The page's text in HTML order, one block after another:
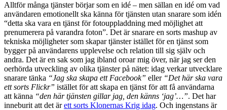
Alltför många tjänster börjar som en idé – men sällan en idé om vad
användaren emotionellt ska känna för tjänsten utan snarare som idén
“detta ska vara en tjänst för fotouppladdning med möjlighet att
prenumerera på varandra foton”. Det är snarare en sorts mashup av
tekniska möjligheter som skapar tjänster istället för en tjänst som
bygger på användarens upplevelse och relation till sig själv och
andra. Det är en sak som jag ibland oroar mig över, när jag ser den
oerhörda utveckling av olika tjänster på nätet: idag verkar utvecklare
snarare tänka “Jag ska skapa ett Facebook” eller “Det här ska vara
ett sorts Flickr” istället för att skapa en tjänst för att få användarna
att känna “den här tjänsten gillar jag, den känns ‘jag’…”. Det har
inneburit att det ärett sorts Klonernas Krig idag. Och ingenstans är